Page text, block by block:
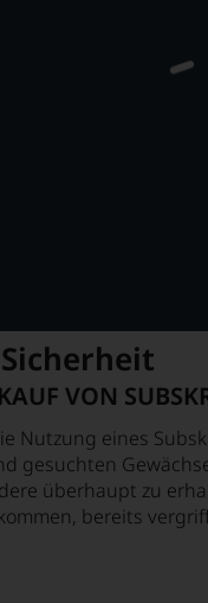
VON
Nutzung eines
gesuchten
überhaupt zu
bereits